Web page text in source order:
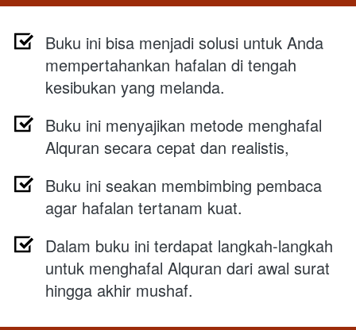
Buku ini bisa menjadi solusi untuk Anda
mempertahankan hafalan di tengah
kesibukan yang melanda.
Buku ini menyajikan metode menghafal
Alquran secara cepat dan realistis,
Buku ini seakan membimbing pembaca
agar hafalan tertanam kuat.
Dalam buku ini terdapat langkah-langkah
untuk menghafal Alquran dari awal surat
hingga akhir mushaf.